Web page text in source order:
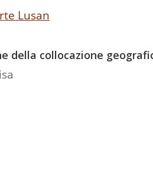
Lusan
della collocazione